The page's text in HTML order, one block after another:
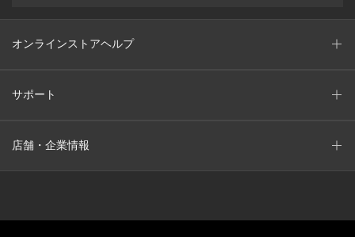
オンラインストアヘルプ
サポート
店舗・企業情報